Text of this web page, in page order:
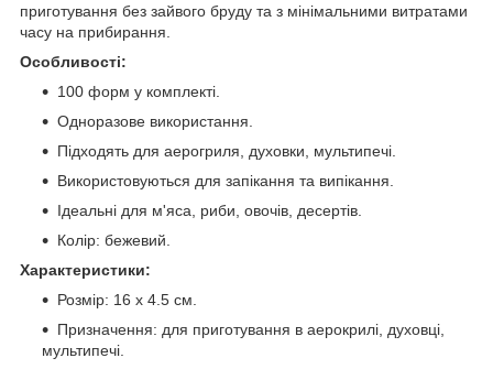
приготування без зайвого бруду та з мінімальними витратами
часу на прибирання.
Особливості:
100 форм у комплекті.
Одноразове використання.
Підходять для аерогриля, духовки, мультипечі.
Використовуються для запікання та випікання.
Ідеальні для м'яса, риби, овочів, десертів.
Колір: бежевий.
Характеристики:
Розмір: 16 х 4.5 см.
Призначення: для приготування в аерокрилі, духовці,
мультипечі.